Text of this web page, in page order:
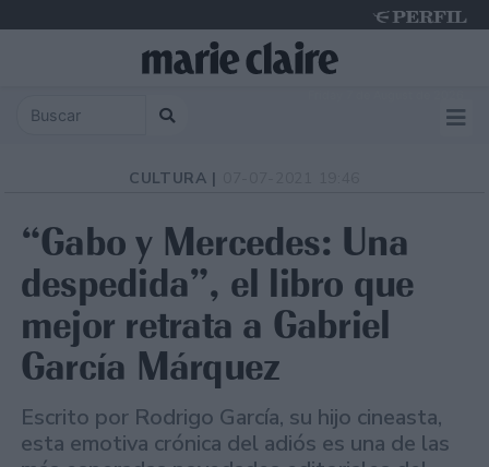
CULTURA |
“Gabo y Mercedes: Una
despedida”, el libro que
mejor retrata a Gabriel
García Márquez
Escrito por Rodrigo García, su hijo cineasta,
esta emotiva crónica del adiós es una de las